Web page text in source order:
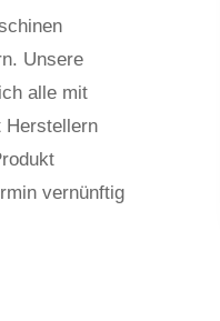
Unsere
alle mit
Herstellern
vernünftig